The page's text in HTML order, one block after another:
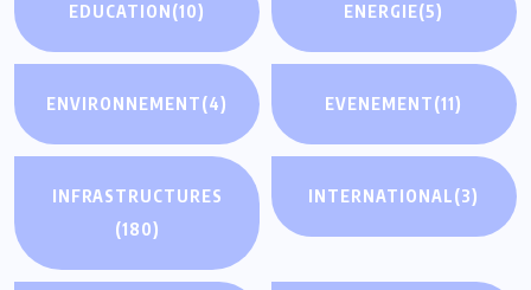
EDUCATION(10) ENERGIE(5)
ENVIRONNEMENT(4) EVENEMENT(11)
INFRASTRUCTURES
(180)
INTERNATIONAL(3)